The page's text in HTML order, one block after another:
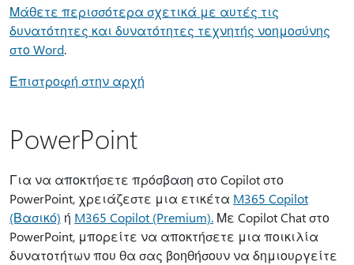
Μάθετε περισσότερα σχετικά με αυτές τις
δυνατότητες και δυνατότητες τεχνητής νοημοσύνης
στο Word.
Επιστροφή στην αρχή
PowerPoint
Για να αποκτήσετε πρόσβαση στο Copilot στο
PowerPoint, χρειάζεστε μια ετικέτα M365 Copilot
(Βασικό) ή M365 Copilot (Premium). Με Copilot Chat στο
PowerPoint, μπορείτε να αποκτήσετε μια ποικιλία
δυνατοτήτων που θα σας βοηθήσουν να δημιουργείτε